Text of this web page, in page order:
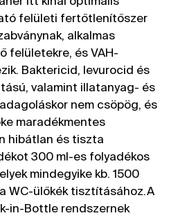
felületi fertőtlenítőszer
alkalmas
felületekre, és VAH-
Baktericid, levurocid és
valamint illatanyag- és
nem csöpög, és
maradékmentes
hibátlan és tiszta
300 ml-es folyadékos
mindegyike kb. 1500
WC-ülőkék tisztításához.A
in-Bottle rendszernek